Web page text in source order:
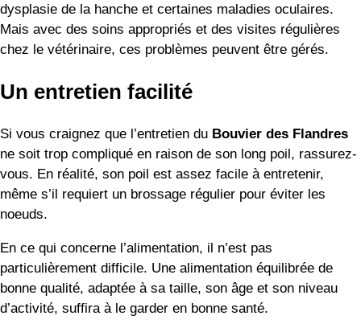
dysplasie de la hanche et certaines maladies oculaires.
Mais avec des soins appropriés et des visites régulières
chez le vétérinaire, ces problèmes peuvent être gérés.
Un entretien facilité
Si vous craignez que l’entretien du Bouvier des Flandres
ne soit trop compliqué en raison de son long poil, rassurez-
vous. En réalité, son poil est assez facile à entretenir,
même s’il requiert un brossage régulier pour éviter les
noeuds.
En ce qui concerne l’alimentation, il n’est pas
particulièrement difficile. Une alimentation équilibrée de
bonne qualité, adaptée à sa taille, son âge et son niveau
d’activité, suffira à le garder en bonne santé.